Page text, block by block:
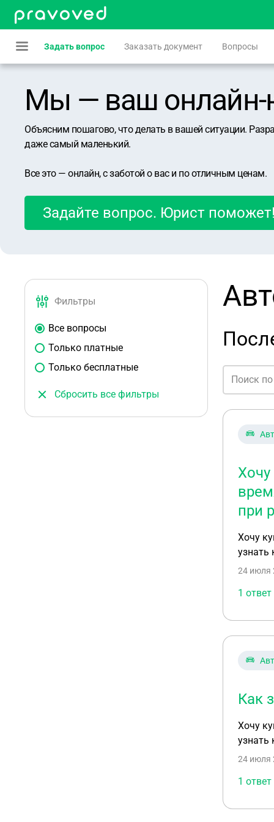
Задать вопрос Заказать документ Вопросы
Мы — ваш онлайн-
Объясним пошагово, что делать в вашей ситуации.
даже самый маленький.
Все это — онлайн, с заботой о вас и по отличным ценам.
Задайте вопрос. Юрист поможет!
Фильтры
Все вопросы
Только платные
Только бесплатные
Сбросить все фильтры
при
Хочу
узнать
24 июля
1 ответ
Как
Хочу
узнать
24 июля
1 ответ